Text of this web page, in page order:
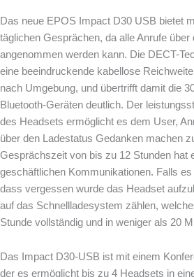
Das neue EPOS Impact D30 USB bietet
täglichen Gesprächen, da alle Anrufe über
angenommen werden kann. Die DECT-
eine beeindruckende kabellose
nach Umgebung, und übertrifft damit die
Bluetooth-Geräten deutlich. Der
des Headsets ermöglicht es dem User,
über den Ladestatus Gedanken machen
Gesprächszeit von bis zu 12 Stunden hat
geschäftlichen Kommunikationen. Falls
dass vergessen wurde das Headset
auf das Schnellladesystem zählen,
Stunde vollständig und in weniger als 20
Das Impact D30-USB ist mit einem
der es ermöglicht bis zu 4 Headsets in